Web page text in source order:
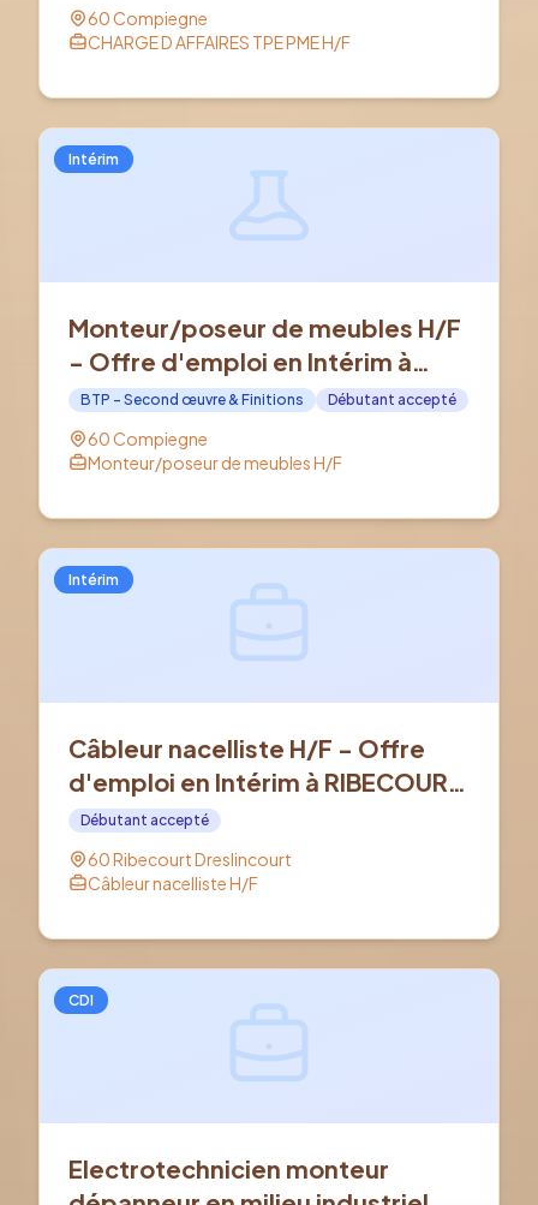
60 Compiegne
CHARGE D AFFAIRES TPE PME H/F
Intérim
Monteur/poseur de meubles H/F
- Offre d'emploi en Intérim à
COMPIEGNE (60)
BTP - Second œuvre & Finitions Débutant accepté
60 Compiegne
Monteur/poseur de meubles H/F
Intérim
Câbleur nacelliste H/F - Offre
d'emploi en Intérim à RIBECOURT
DRESLINCOURT (60)
Débutant accepté
60 Ribecourt Dreslincourt
Câbleur nacelliste H/F
CDI
Electrotechnicien monteur